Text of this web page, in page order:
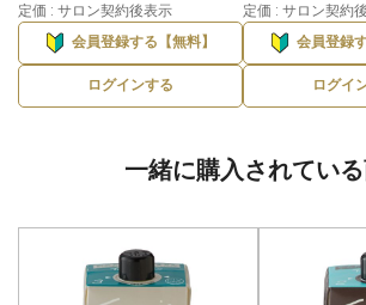
定価 : サロン契約後表示
会員登録する【無料】
ログインする
定価 : サロン契約
会員登録
ログイ
一緒に購入されてい